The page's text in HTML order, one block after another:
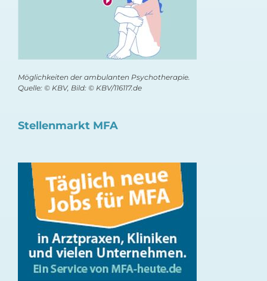
Möglichkeiten der ambulanten Psychotherapie.
Quelle: © KBV, Bild: © KBV/116117.de
Stellenmarkt MFA